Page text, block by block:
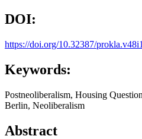
DOI:
https://doi.org/10.32387/
Keywords:
Postneoliberalism, Housing
Berlin, Neoliberalism
Abstract